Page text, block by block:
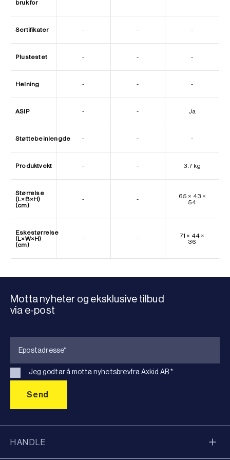
bruk for
Sertifikater - - -
Plustestet - - -
Helning - - -
ASIP - - Ja
Støttebeinlengde - - -
Produktvekt - - 3.7 kg
Størrelse
(L×B×H)
(cm)
- -
65 × 43 ×
54
Eskestørrelse
(L×W×H)
(cm)
- -
71 × 44 ×
36
Motta nyheter og eksklusive tilbud
via e-post
Jeg godtar å motta nyhetsbrevfra Axkid AB.*
HANDLE